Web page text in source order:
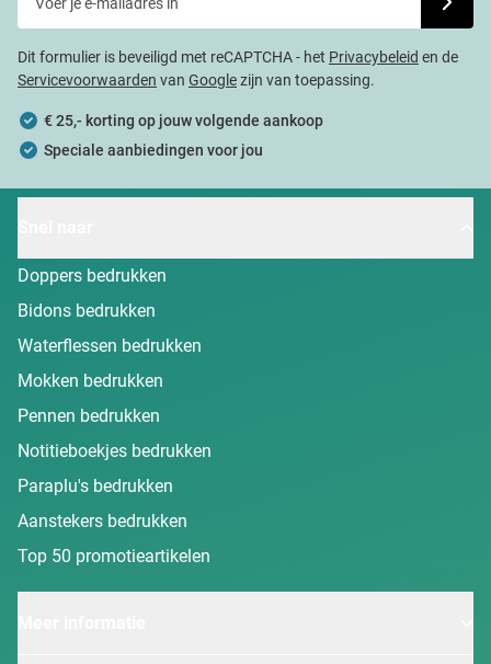
Dit formulier is beveiligd met reCAPTCHA - het Privacybeleid en de
Servicevoorwaarden van Googlezijn van toepassing.
€ 25,- korting op jouw volgende aankoop
Speciale aanbiedingen voor jou
Doppers bedrukken
Bidons bedrukken
Waterflessen bedrukken
Mokken bedrukken
Pennen bedrukken
Notitieboekjes bedrukken
Paraplu's bedrukken
Aanstekers bedrukken
Top 50 promotieartikelen